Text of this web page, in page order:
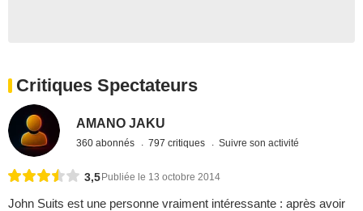
Critiques Spectateurs
AMANO JAKU
360 abonnés 797 critiques Suivre son activité
3,5Publiée le 13 octobre 2014
John Suits est une personne vraiment intéressante : après avoir